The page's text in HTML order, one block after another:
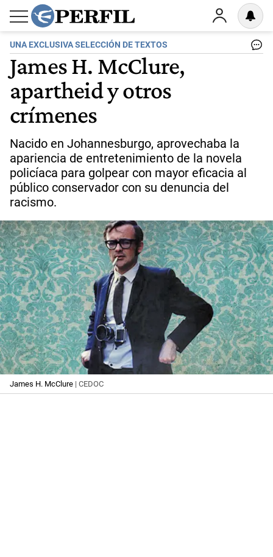
UNA EXCLUSIVA SELECCIÓN DE TEXTOS
James H. McClure,
apartheid y otros
crímenes
Nacido en Johannesburgo, aprovechaba la
apariencia de entretenimiento de la novela
policíaca para golpear con mayor eficacia al
público conservador con su denuncia del
racismo.
James H. McClure | CEDOC